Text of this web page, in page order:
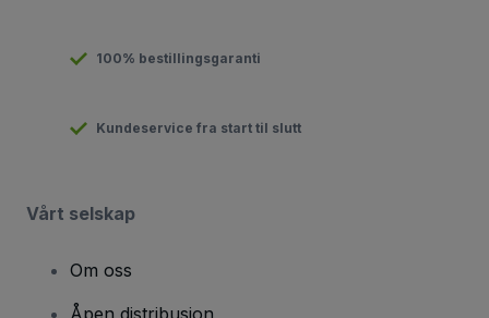
100% bestillingsgaranti
Kundeservice fra start til slutt
Vårt selskap
Om oss
Åpen distribusjon